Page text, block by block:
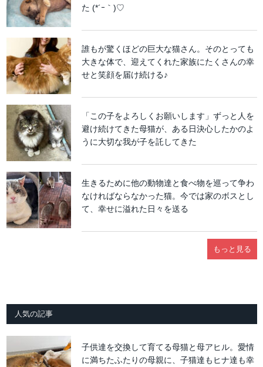
た (*´ｰ｀)♡
誰もが驚くほどの巨大な猫さん。そのとっても
大きな体で、迎えてくれた家族にたくさんの幸
せと笑顔を届け続ける♪
「この子をよろしくお願いします」ずっと人を
避け続けてきた母猫が、ある日決心したかのよ
うに大切な我が子を託してきた
生きるために他の動物達と食べ物を巡って争わ
なければならなかった猫。今では家のボスとし
て、幸せに溢れた日々を送る
もっと見る
人気の記事
子供達を交換して育てる母猫と母アヒル。愛情
に満ちたふたりの母親に、子猫達もヒナ達も幸